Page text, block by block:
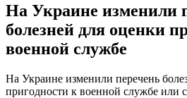
На Украине изменили
болезней для оценки
военной службе
На Украине изменили перечень
пригодности к военной службе или